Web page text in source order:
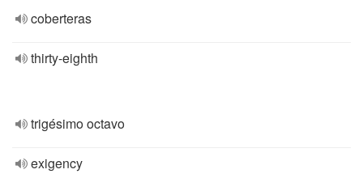
coberteras
thirty-eighth
trigésimo octavo
exigency